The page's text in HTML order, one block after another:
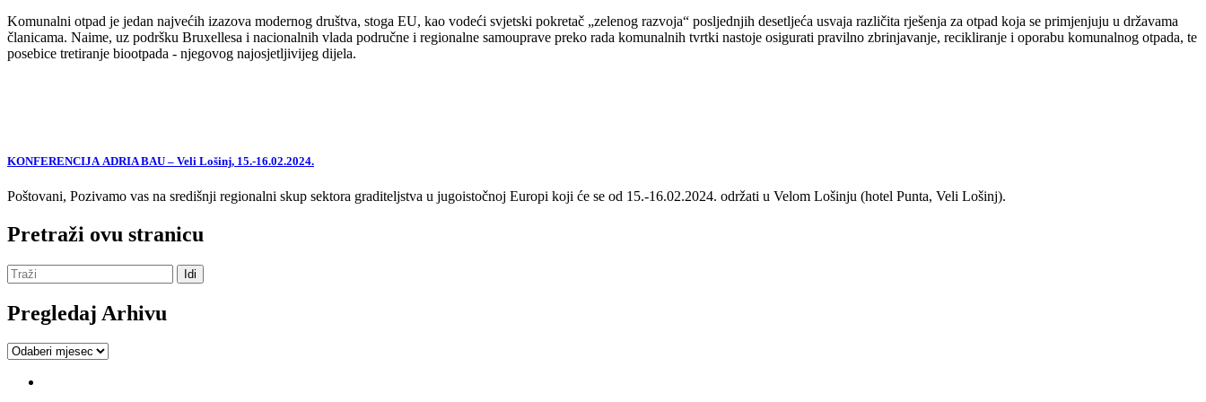
Komunalni otpad je jedan najvećih izazova modernog društva, stoga EU, kao vodeći svjetski pokretač „zelenog razvoja“ posljednjih desetljeća usvaja različita rješenja za otpad koja se primjenjuju u državama
članicama. Naime, uz podršku Bruxellesa i nacionalnih vlada područne i regionalne samouprave preko rada komunalnih tvrtki nastoje osigurati pravilno zbrinjavanje, recikliranje i oporabu komunalnog otpada, te
posebice tretiranje biootpada - njegovog najosjetljivijeg dijela.
KONFERENCIJA ADRIA BAU – Veli Lošinj, 15.-16.02.2024.
Poštovani, Pozivamo vas na središnji regionalni skup sektora graditeljstva u jugoistočnoj Europi koji će se od 15.-16.02.2024. održati u Velom Lošinju (hotel Punta, Veli Lošinj).
Pretraži ovu stranicu
Pregledaj Arhivu
Pregledaj